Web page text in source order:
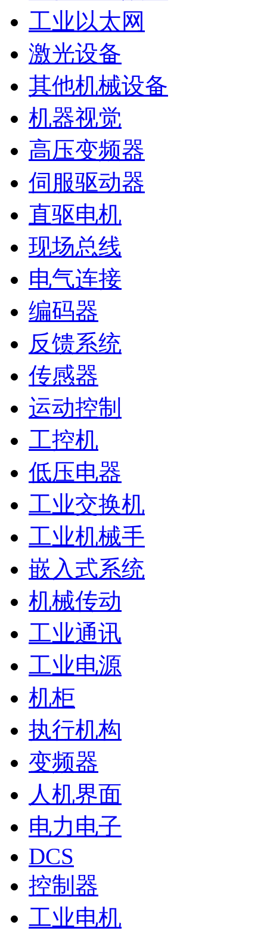
工业以太网
激光设备
其他机械设备
机器视觉
高压变频器
伺服驱动器
直驱电机
现场总线
电气连接
编码器
反馈系统
传感器
运动控制
工控机
低压电器
工业交换机
工业机械手
嵌入式系统
机械传动
工业通讯
工业电源
机柜
执行机构
变频器
人机界面
电力电子
DCS
控制器
工业电机